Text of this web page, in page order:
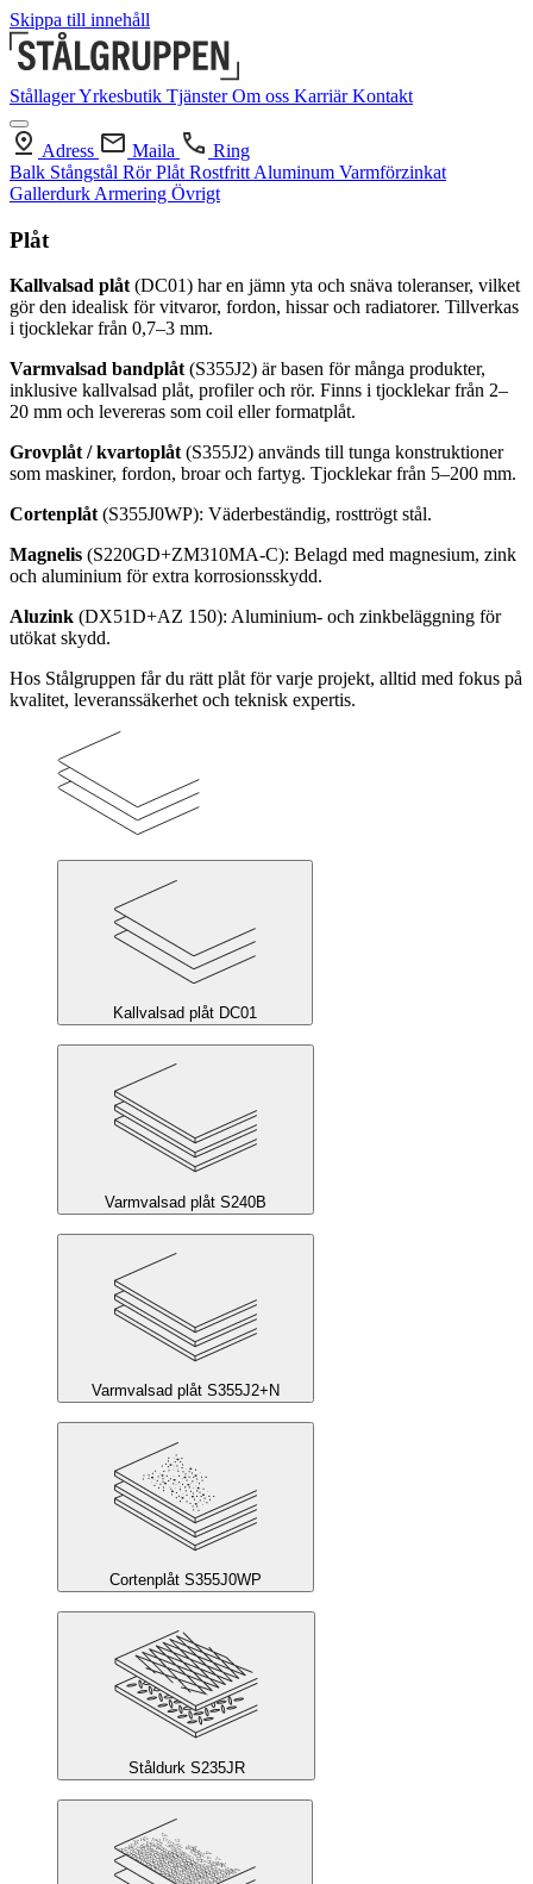
Skippa till innehåll
StållagerYrkesbutik TjänsterOm oss KarriärKontakt
Adress Maila
Ring
Balk Stångstål RörPlåt Rostfritt Aluminum Varmförzinkat
Gallerdurk Armering Övrigt
Plåt
Kallvalsad plåt(DC01) har en jämn yta och snäva toleranser, vilket
gör den idealisk för vitvaror, fordon, hissar och radiatorer. Tillverkas
i tjocklekar från 0,7–3 mm.
Varmvalsad bandplåt(S355J2) är basen för många produkter,
inklusive kallvalsad plåt, profiler och rör. Finns i tjocklekar från 2–
20 mm och levereras som coil eller formatplåt.
Grovplåt / kvartoplåt(S355J2) används till tunga konstruktioner
som maskiner, fordon, broar och fartyg. Tjocklekar från 5–200 mm.
Cortenplåt(S355J0WP): Väderbeständig, rosttrögt stål.
Magnelis (S220GD+ZM310MA-C): Belagd med magnesium, zink
och aluminium för extra korrosionsskydd.
Aluzink (DX51D+AZ 150): Aluminium- och zinkbeläggning för
utökat skydd.
Hos Stålgruppen får du rätt plåt för varje projekt, alltid med fokus på
kvalitet, leveranssäkerhet och teknisk expertis.
Kallvalsad plåt DC01
Varmvalsad plåt S240B
Varmvalsad plåt S355J2+N
Cortenplåt S355J0WP
Ståldurk S235JR